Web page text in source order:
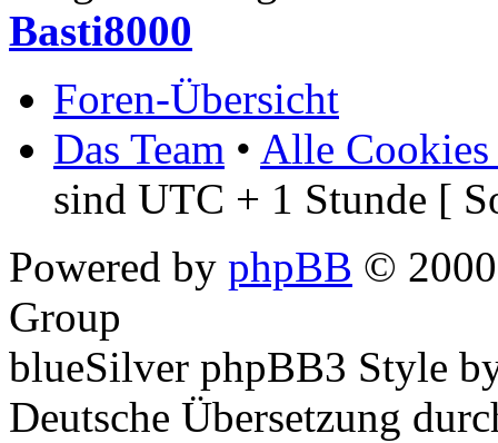
Basti8000
Foren-Übersicht
Das Team • Alle Cookies
sind UTC + 1 Stunde [
Powered by phpBB ©
Group
blueSilver phpBB3 Style
Deutsche Übersetzung